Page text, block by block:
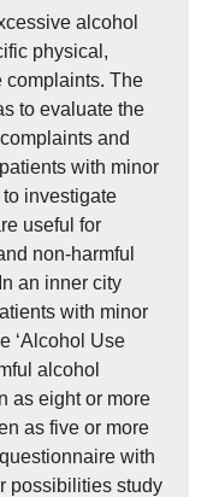
alcohol
physical,
complaints. The
to evaluate the
and
with minor
investigate
useful for
non-harmful
an inner city
with minor
‘Alcohol Use
alcohol
as eight or more
as five or more
with
possibilities study